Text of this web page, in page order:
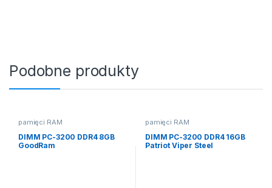
Podobne produkty
pamięci RAM
DIMM PC-3200 DDR4 8GB
GoodRam
pamięci RAM
DIMM PC-3200 DDR4 16GB
Patriot Viper Steel